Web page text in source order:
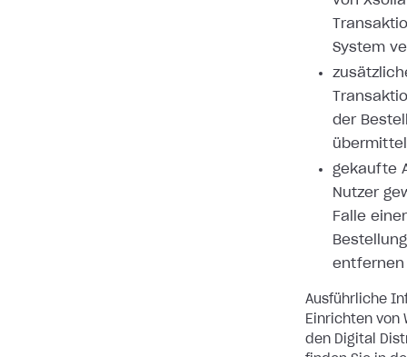
System
der
gekaufte
Nutzer
Falle
entfernen
Ausführliche
Einrichten von
den Digital